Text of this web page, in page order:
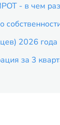
- в чем
2026 года
за 3